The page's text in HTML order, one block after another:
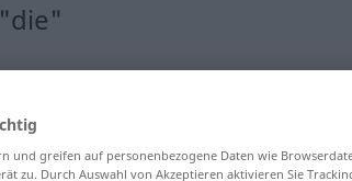
und greifen auf personenbezogene Daten wie
zu. Durch Auswahl von Akzeptieren aktivieren Sie